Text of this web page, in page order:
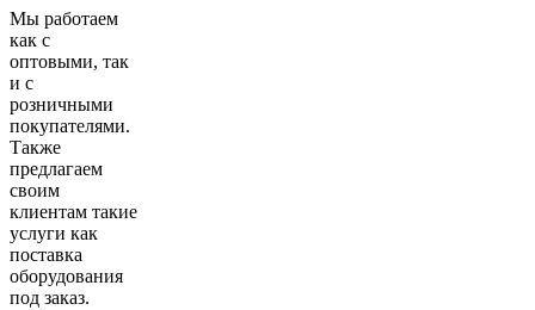
Мы работаем
как с
оптовыми, так
и с
розничными
покупателями.
Также
предлагаем
своим
клиентам такие
услуги как
поставка
оборудования
под заказ.